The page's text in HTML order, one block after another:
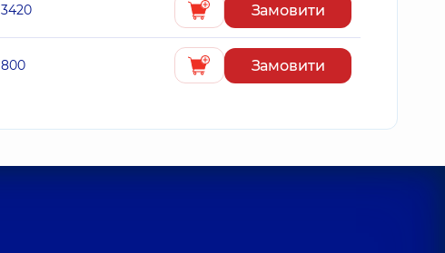
3420 Замовити
800 Замовити